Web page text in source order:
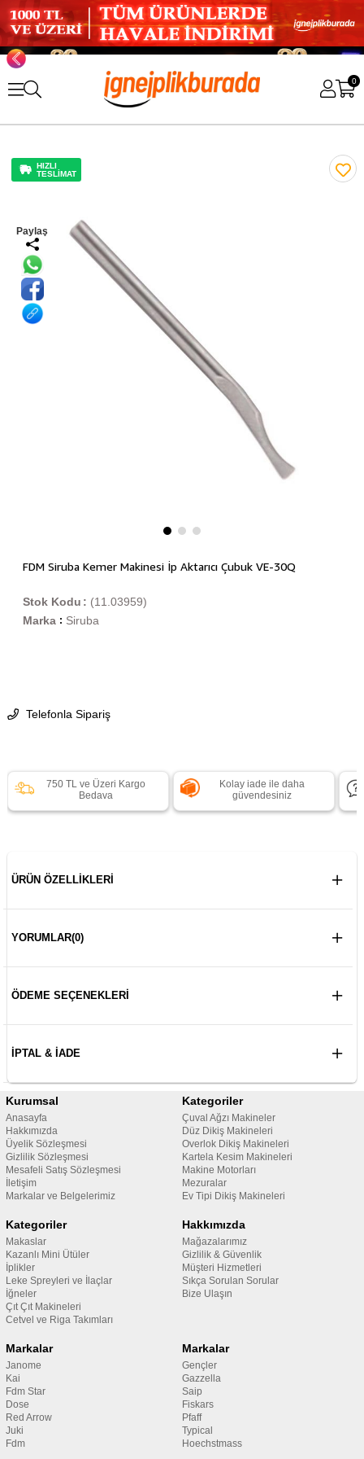
0
HIZLI
TESLİMAT
Paylaş
FDM Siruba Kemer Makinesi İp Aktarıcı Çubuk VE-30Q
(11.03959)
Stok Kodu
Marka : Siruba
Telefonla Sipariş
750 TL ve Üzeri Kargo
Bedava
Kolay iade ile daha
güvendesiniz
ÜRÜN ÖZELLIKLERI
YORUMLAR(0)
ÖDEME SEÇENEKLERI
İPTAL & İADE
Kurumsal
Anasayfa
Hakkımızda
Üyelik Sözleşmesi
Gizlilik Sözleşmesi
Mesafeli Satış Sözleşmesi
İletişim
Markalar ve Belgelerimiz
Kategoriler
Çuval Ağzı Makineler
Düz Dikiş Makineleri
Overlok Dikiş Makineleri
Kartela Kesim Makineleri
Makine Motorları
Mezuralar
Ev Tipi Dikiş Makineleri
Kategoriler
Makaslar
Kazanlı Mini Ütüler
İplikler
Leke Spreyleri ve İlaçlar
İğneler
Çıt Çıt Makineleri
Cetvel ve Riga Takımları
Hakkımızda
Mağazalarımız
Gizlilik & Güvenlik
Müşteri Hizmetleri
Sıkça Sorulan Sorular
Bize Ulaşın
Markalar
Janome
Kai
Fdm Star
Dose
Red Arrow
Juki
Fdm
Markalar
Gençler
Gazzella
Saip
Fiskars
Pfaff
Typical
Hoechstmass